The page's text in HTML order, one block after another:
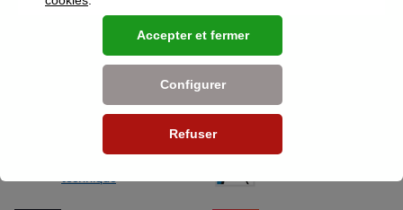
Des tarifs adaptés à tous les profils
de conducteurs. Jeunes permis,
conducteurs expérimentés,
-15% sur votre
technique
Votre carte grise en
Refuser
Configurer
Accepter et fermer